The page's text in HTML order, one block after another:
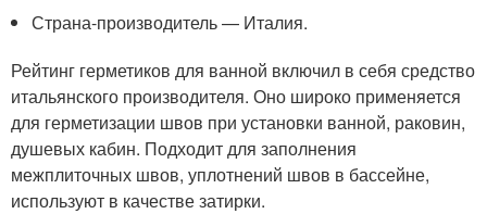
Страна-производитель — Италия.
Рейтинг герметиков для ванной включил в себя средство
итальянского производителя. Оно широко применяется
для герметизации швов при установки ванной, раковин,
душевых кабин. Подходит для заполнения
межплиточных швов, уплотнений швов в бассейне,
используют в качестве затирки.